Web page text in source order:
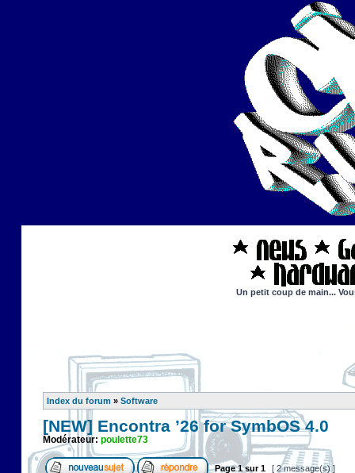
Un petit coup de main...
Index du forum » Software
[NEW] Encontra ’26 for SymbOS 4.0
Modérateur: poulette73
Page1sur1 [ 2 message(s) ]